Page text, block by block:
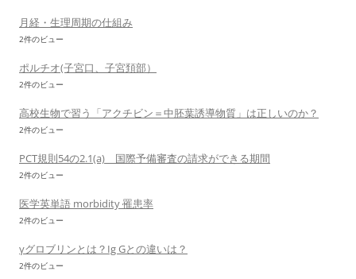
月経・生理周期の仕組み
2件のビュー
ポルチオ(子宮口、子宮頚部）
2件のビュー
高校生物で習う「アクチビン＝中胚葉誘導物質」は正しいのか？
2件のビュー
PCT規則54の2.1(a) 国際予備審査の請求ができる期間
2件のビュー
医学英単語 morbidity 罹患率
2件のビュー
γグロブリンとは？Ig Gとの違いは？
2件のビュー